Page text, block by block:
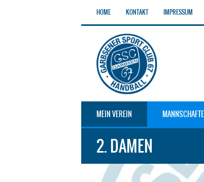
HOME KONTAKT IMPRESSUM
MEIN VEREIN
2. DAMEN